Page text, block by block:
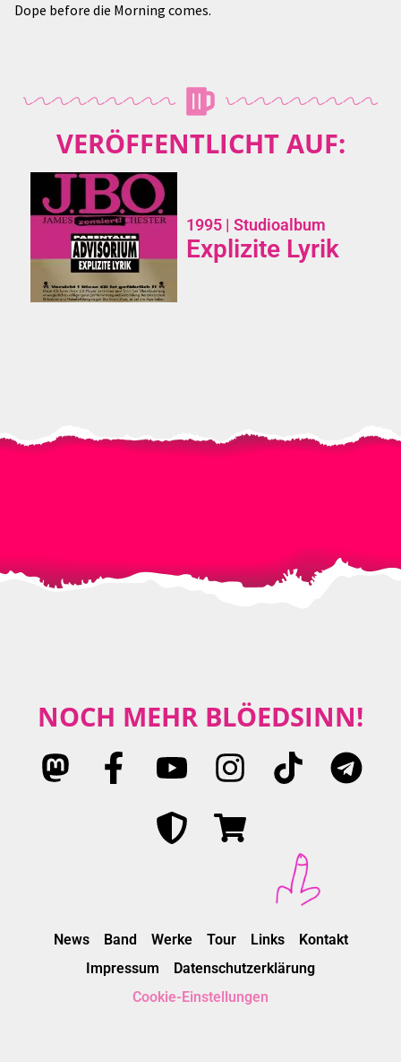
Dope before die Morning comes.
VERÖFFENTLICHT AUF:
1995| Studioalbum
Explizite Lyrik
NOCH MEHR BLÖEDSINN!
News Band Werke Tour Links
Kontakt
Impressum
Datenschutzerklärung
Cookie-Einstellungen